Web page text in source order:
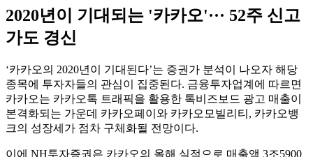
2020년이 기대되는 '카카오'··· 52주 신고
가도 경신
‘카카오의 2020년이 기대된다’는 증권가 분석이 나오자 해당
종목에 투자자들의 관심이 집중된다. 금융투자업계에 따르면
카카오는 카카오톡 트래픽을 활용한 톡비즈보드 광고 매출이
본격화되는 가운데 카카오페이와 카카오모빌리티, 카카오뱅
크의 성장세가 점차 구체화될 전망이다.
이에 NH투자증권은 카카오의 올해 실적으로 매출액 3조5900